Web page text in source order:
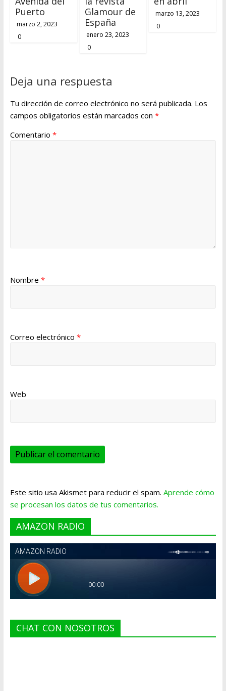
Puerto
marzo 2, 2023
0
Glamour de
España
enero 23, 2023
0
marzo 13, 2023
0
Deja una respuesta
Tu dirección de correo electrónico no será publicada. Los
campos obligatorios están marcados con *
Comentario *
Nombre *
Correo electrónico *
Web
Este sitio usa Akismet para reducir el spam. Aprende cómo
se procesan los datos de tus comentarios.
AMAZON RADIO
CHAT CON NOSOTROS